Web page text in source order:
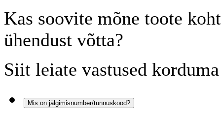
Kas soovite mõne toote
ühendust võtta?
Siit leiate vastused
Mis on jälgimisnumber/tunnuskood?